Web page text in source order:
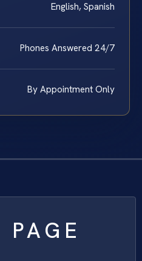
English, Spanish
Phones Answered 24/7
By Appointment Only